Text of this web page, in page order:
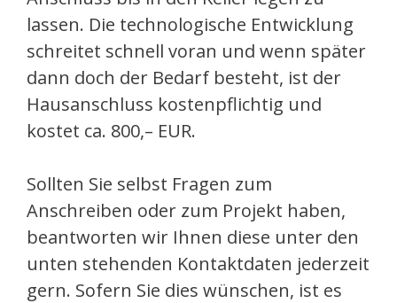
lassen. Die technologische Entwicklung
schreitet schnell voran und wenn später
dann doch der Bedarf besteht, ist der
Hausanschluss kostenpflichtig und
kostet ca. 800,– EUR.
Sollten Sie selbst Fragen zum
Anschreiben oder zum Projekt haben,
beantworten wir Ihnen diese unter den
unten stehenden Kontaktdaten jederzeit
gern. Sofern Sie dies wünschen, ist es